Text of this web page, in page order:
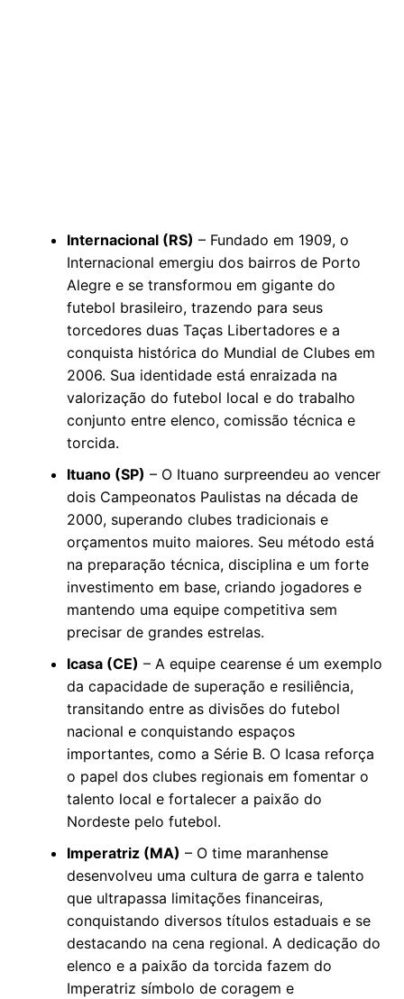
Internacional (RS) – Fundado em 1909, o
Internacional emergiu dos bairros de Porto
Alegre e se transformou em gigante do
futebol brasileiro, trazendo para seus
torcedores duas Taças Libertadores e a
conquista histórica do Mundial de Clubes em
2006. Sua identidade está enraizada na
valorização do futebol local e do trabalho
conjunto entre elenco, comissão técnica e
torcida.
Ituano (SP) – O Ituano surpreendeu ao vencer
dois Campeonatos Paulistas na década de
2000, superando clubes tradicionais e
orçamentos muito maiores. Seu método está
na preparação técnica, disciplina e um forte
investimento em base, criando jogadores e
mantendo uma equipe competitiva sem
precisar de grandes estrelas.
Icasa (CE) – A equipe cearense é um exemplo
da capacidade de superação e resiliência,
transitando entre as divisões do futebol
nacional e conquistando espaços
importantes, como a Série B. O Icasa reforça
o papel dos clubes regionais em fomentar o
talento local e fortalecer a paixão do
Nordeste pelo futebol.
Imperatriz (MA) – O time maranhense
desenvolveu uma cultura de garra e talento
que ultrapassa limitações financeiras,
conquistando diversos títulos estaduais e se
destacando na cena regional. A dedicação do
elenco e a paixão da torcida fazem do
Imperatriz símbolo de coragem e